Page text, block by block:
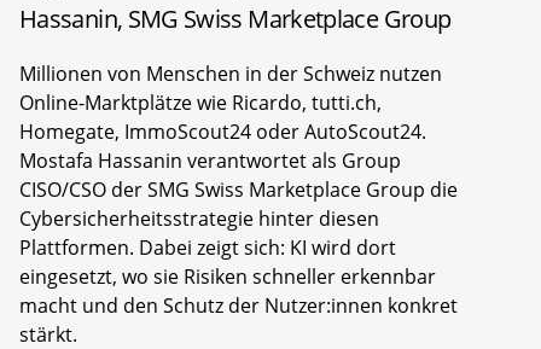
Hassanin, SMG Swiss Marketplace Group
Millionen von Menschen in der Schweiz nutzen
Online-Marktplätze wie Ricardo, tutti.ch,
Homegate, ImmoScout24 oder AutoScout24.
Mostafa Hassanin verantwortet als Group
CISO/CSO der SMG Swiss Marketplace Group die
Cybersicherheitsstrategie hinter diesen
Plattformen. Dabei zeigt sich: KI wird dort
eingesetzt, wo sie Risiken schneller erkennbar
macht und den Schutz der Nutzer:innen konkret
stärkt.